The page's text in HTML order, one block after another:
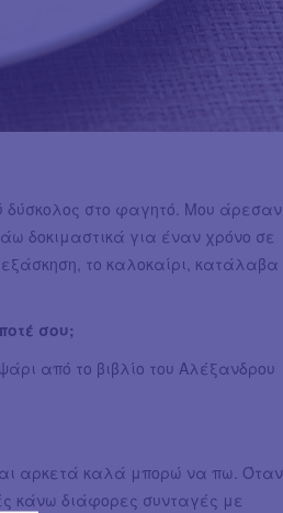
δύσκολος στο φαγητό. Μου άρεσαν
δοκιμαστικά για έναν χρόνο σε
το καλοκαίρι, κατάλαβα
σου;
από το βιβλίο του Αλέξανδρου
αρκετά καλά μπορώ να πω. Όταν
κάνω διάφορες συνταγές με